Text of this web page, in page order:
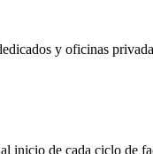
y oficinas
inicio de cada ciclo de